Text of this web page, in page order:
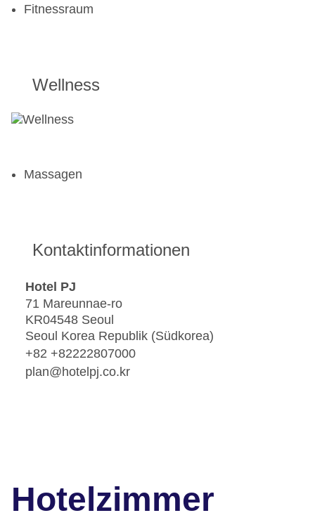
Fitnessraum
Wellness
Massagen
Kontaktinformationen
Hotel PJ
71 Mareunnae-ro
KR04548 Seoul
Seoul Korea Republik (Südkorea)
+82 +82222807000
plan@hotelpj.co.kr
Hotelzimmer